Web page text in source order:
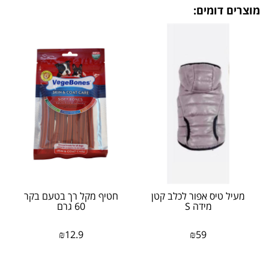
מוצרים דומים:
מעיל טיס אפור לכלב קטן
מידה S
₪59
חטיף מקל רך בטעם בקר
60 גרם
₪12.9